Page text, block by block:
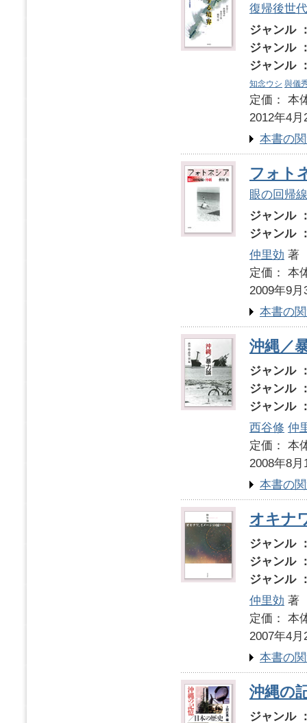
復帰後世
ジャンル
ジャンル
ジャンル
知念ウシ 與儀
定価：
2012年4月
本書の
フォト
眼の回帰
ジャンル
ジャンル
仲里効 著
定価：
2009年9月
本書の
沖縄／
ジャンル
ジャンル
ジャンル
西谷修 仲
定価：
2008年8月
本書の
オキナ
ジャンル
ジャンル
ジャンル
仲里効 著
定価：
2007年4月
本書の
沖縄の
ジャンル